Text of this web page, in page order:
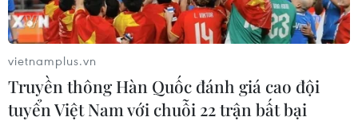
vietnamplus.vn
Truyền thông Hàn Quốc đánh giá cao đội
tuyển Việt Nam với chuỗi 22 trận bất bại